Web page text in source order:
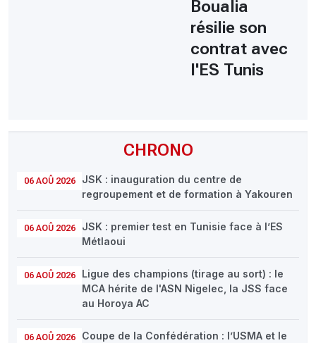
CHRONO
06 AOÛ 2026
JSK : inauguration du centre de
regroupement et de formation à Yakouren
06 AOÛ 2026
JSK : premier test en Tunisie face à l’ES
Métlaoui
06 AOÛ 2026
Ligue des champions (tirage au sort) : le
MCA hérite de l'ASN Nigelec, la JSS face
au Horoya AC
06 AOÛ 2026
Coupe de la Confédération : l’USMA et le
Boualia
résilie son
contrat avec
l'ES Tunis